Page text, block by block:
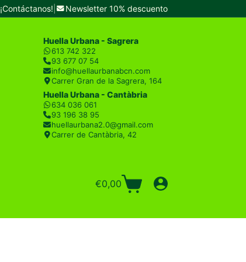
¡Contáctanos! Newsletter 10% descuento
Huella Urbana - Sagrera
613 742 322
93 677 07 54
info@huellaurbanabcn.com
Carrer Gran de la Sagrera, 164
Huella Urbana - Cantàbria
634 036 061
93 196 38 95
huellaurbana2.0@gmail.com
Carrer de Cantàbria, 42
Carro
€0,00